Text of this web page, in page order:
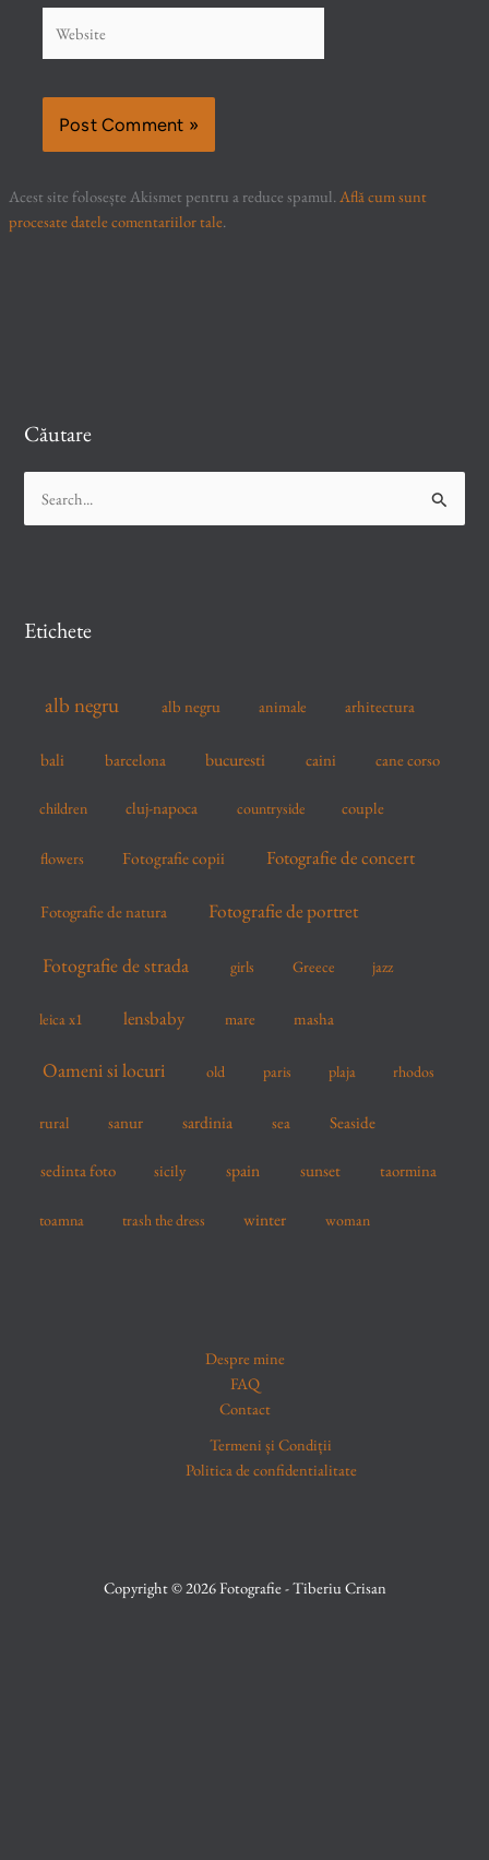
Acest site folosește Akismet pentru a reduce spamul.Află cum sunt
procesate datele comentariilor tale.
Căutare
e
h
Etichete
alb negru alb negru animale arhitectura
bali barcelona bucuresti caini cane corso
children cluj-napoca countryside couple
flowers Fotografie copii Fotografie de concert
Fotografie de natura Fotografie de portret
Fotografie de strada girls Greece jazz
leica x1 lensbaby mare masha
Oameni si locuri old paris plaja rhodos
rural sanur sardinia sea Seaside
sedinta foto sicily spain sunset taormina
toamna trash the dress winter woman
Despre mine
FAQ
Contact
Termeni și Condiții
Politica de confidentialitate
Copyright © 2026 Fotografie - Tiberiu Crisan